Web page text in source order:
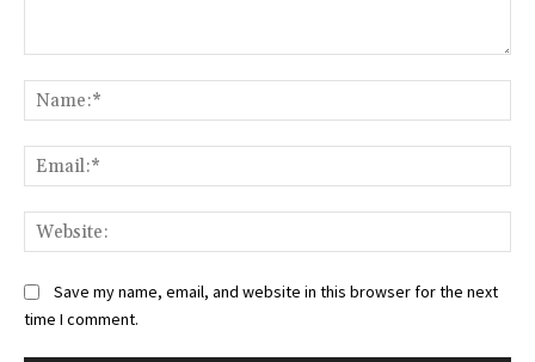
Save my name, email, and website in this browser for the next
time I comment.